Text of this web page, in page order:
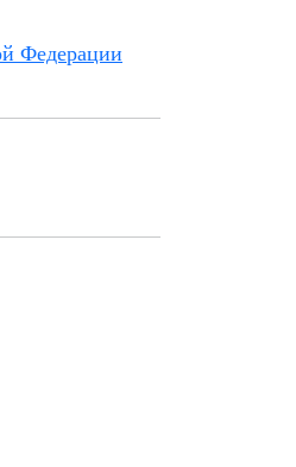
Федерации